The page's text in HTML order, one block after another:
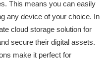
This means you can easily
any device of your choice. In
cloud storage solution for
secure their digital assets.
make it perfect for